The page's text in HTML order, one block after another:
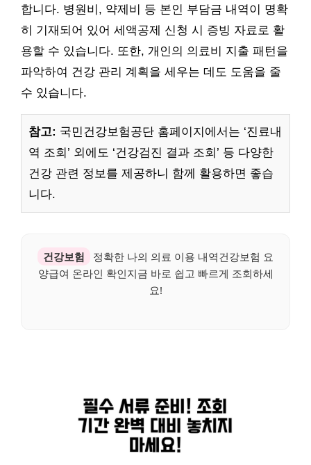
합니다. 병원비, 약제비 등 본인 부담금 내역이 명확
히 기재되어 있어 세액공제 신청 시 증빙 자료로 활
용할 수 있습니다. 또한, 개인의 의료비 지출 패턴을
파악하여 건강 관리 계획을 세우는 데도 도움을 줄
수 있습니다.
참고: 국민건강보험공단 홈페이지에서는 ‘진료내
역 조회’ 외에도 ‘건강검진 결과 조회’ 등 다양한
건강 관련 정보를 제공하니 함께 활용하면 좋습
니다.
건강보험
정확한 나의 의료 이용 내역건강보험 요
양급여 온라인 확인지금 바로 쉽고 빠르게 조회하세
요!